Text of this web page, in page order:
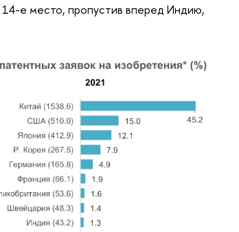
е место, пропустив вперед Индию,